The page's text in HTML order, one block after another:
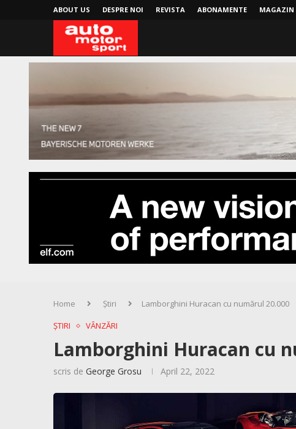
ABOUT US DESPRE NOI REVISTA ABONAMENTE MAGAZIN
Home Știri
Lamborghini Huracan cu numărul 20.000
ȘTIRI
VÂNZĂRI
Lamborghini Huracan cu
scris de George Grosu April 22, 2022